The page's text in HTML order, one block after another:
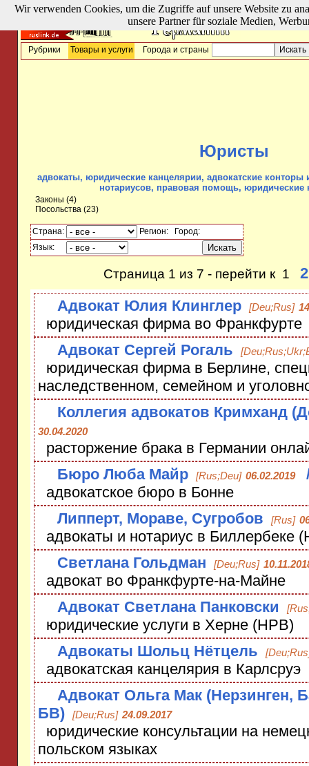
Рубрики Товары и услуги Города и страны
Юристы
адвокаты, юридические канцелярии, адвокатские конторы
нотариусов, правовая помощь, юридические
Законы (4)
Посольства(23)
Страна: Регион:
Город:
Язык:
Страница 1 из 7 - перейти к 1
2
Адвокат Юлия Клинглер
[Deu;Rus]
юридическая фирма во Франкфурте
Адвокат Сергей Рогаль
юридическая фирма в Берлине,
наследственном, семейном и
Коллегия адвокатов Кримханд
30.04.2020
расторжение брака в Германии
Бюро Люба Майр
[Rus;Deu] 06.02.2019
адвокатское бюро в Бонне
Липперт, Мораве, Сугробов
[Rus]
адвокаты и нотариус в Биллербеке
Светлана Гольдман
[Deu;Rus]
адвокат во Франкфурте-на-Майне
Адвокат Светлана Панковски
юридические услуги в Херне (НРВ)
Адвокаты Шольц Нётцель
адвокатская канцелярия в Карлсруэ
Адвокат Ольга Мак (Нерзинген,
БВ)
[Deu;Rus] 24.09.2017
юридические консультации на
польском языках
Wir verwenden Cookies, um die Zugriffe auf unsere Website zu
unsere Partner für soziale Medien,